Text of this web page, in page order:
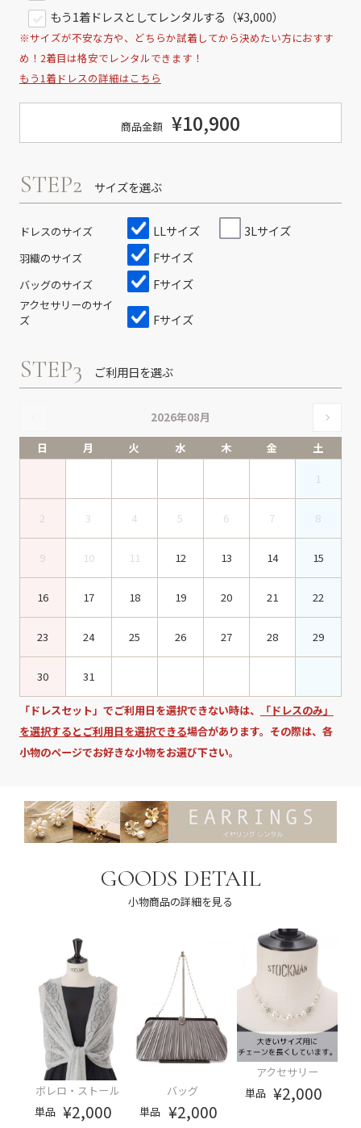
もう1着ドレスとしてレンタルする（¥3,000）
※サイズが不安な方や、どちらか試着してから決めたい方におすす
め！2着目は格安でレンタルできます！
もう1着ドレスの詳細はこちら
商品金額 ¥10,900
STEP2 サイズを選ぶ
ドレスのサイズ LLサイズ 3Lサイズ
羽織のサイズ Fサイズ
バッグのサイズ Fサイズ
アクセサリーのサイ
ズ
Fサイズ
STEP3 ご利用日を選ぶ
2026年08月
日
月 火 水 木 金
土
1
2 3 4 5 6 7 8
9 10 11 12 13 14 15
16 17 18 19 20 21 22
23 24 25 26 27 28 29
30 31
「ドレスセット」でご利用日を選択できない時は、
「ドレスのみ」
を選択するとご利用日を選択できる場合があります。その際は、各
小物のページでお好きな小物をお選び下さい。
GOODS DETAIL
小物商品の詳細を見る
ボレロ・ストール
単品 ¥2,000
バッグ
単品 ¥2,000
アクセサリー
単品 ¥2,000